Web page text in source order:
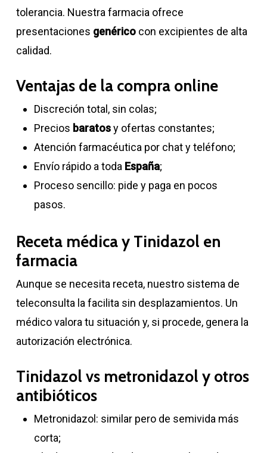
tolerancia. Nuestra farmacia ofrece
presentaciones genéricocon excipientes de alta
calidad.
Ventajas de la compra online
Discreción total, sin colas;
Precios baratosy ofertas constantes;
Atención farmacéutica por chat y teléfono;
Envío rápido a toda España;
Proceso sencillo: pide y paga en pocos
pasos.
Receta médica y Tinidazol en
farmacia
Aunque se necesita receta, nuestro sistema de
teleconsulta la facilita sin desplazamientos. Un
médico valora tu situación y, si procede, genera la
autorización electrónica.
Tinidazol vs metronidazol y otros
antibióticos
Metronidazol: similar pero de semivida más
corta;